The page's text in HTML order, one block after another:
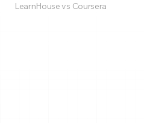
LearnHouse vs Coursera